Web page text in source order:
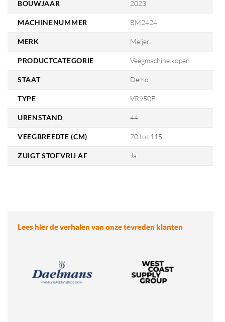
BOUWJAAR 2023
MACHINENUMMER BM2424
MERK Meijer
PRODUCTCATEGORIE Veegmachine kopen
STAAT Demo
TYPE VR950E
URENSTAND 44
VEEGBREEDTE (CM) 70 tot 115
ZUIGT STOFVRIJ AF Ja
Lees hier de verhalen van onze tevreden klanten